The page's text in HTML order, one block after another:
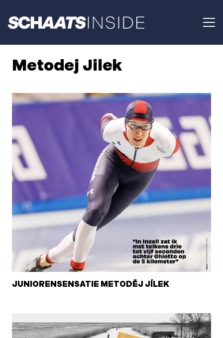
Metodej Jilek
JUNIORENSENSATIE METODĚJ JÍLEK